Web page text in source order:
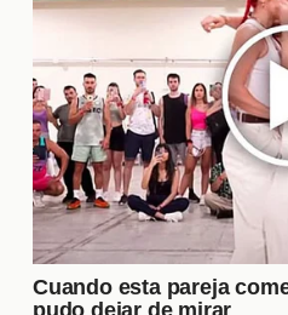
es muy accesible,
audiencia participe
programa, lo que a su
comunidad entre los
¿Qué criterios
seleccionar a
La selección de
Famosos 6se basa en